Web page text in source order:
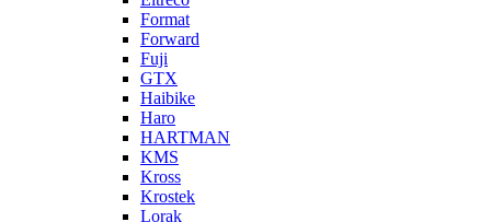
Format
Forward
Fuji
GTX
Haibike
Haro
HARTMAN
KMS
Kross
Krostek
Lorak